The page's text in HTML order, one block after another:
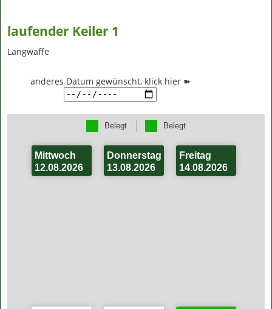
laufender Keiler 1
Langwaffe
anderes Datum gewünscht, klick hier ➽
Belegt Belegt
Mittwoch
12.08.2026
Donnerstag
13.08.2026
Freitag
14.08.2026